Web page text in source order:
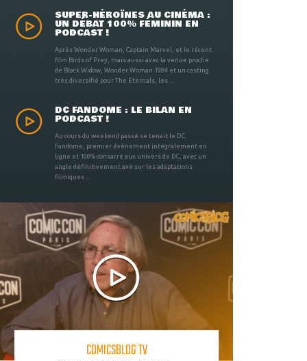
SUPER-HÉROÏNES AU CINÉMA :
UN DÉBAT 100% FÉMININ EN
PODCAST !
Après Wonder Woman, Captain Marvel, et le récent
film Birds of Prey, mais aussi avec la venue proche
de Black Widow, Wonder Woman 1984 et un casting
très diversifié pour The Eternals, les ...
DC FANDOME : LE BILAN EN
PODCAST !
Au cours du weekend passé se tenait le DC
Fandome, premier évènement intégralement en
ligne et 100% consacré aux univers de DC, avec un
angle définitivement axé sur les adaptations
filmiques ...
COMICSBLOG TV